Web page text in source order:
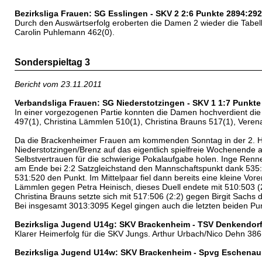
Bezirksliga Frauen: SG Esslingen - SKV 2 2:6 Punkte
Durch den Auswärtserfolg eroberten die Damen 2 wieder die
Carolin Puhlemann 462(0).
Sonderspieltag 3
Bericht vom 23.11.2011
Verbandsliga Frauen: SG Niederstotzingen - SKV 1 1:7
In einer vorgezogenen Partie konnten die Damen hochverdient
497(1), Christina Lämmlen 510(1), Christina Brauns 517(1),
Da die Brackenheimer Frauen am kommenden Sonntag in der 2.
Niederstotzingen/Brenz auf das eigentlich spielfreie
Selbstvertrauen für die schwierige Pokalaufgabe holen. Inge
am Ende bei 2:2 Satzgleichstand den Mannschaftspunkt dank
531:520 den Punkt. Im Mittelpaar fiel dann bereits eine kleine
Lämmlen gegen Petra Heinisch, dieses Duell endete mit
Christina Brauns setzte sich mit 517:506 (2:2) gegen Birgit
Bei insgesamt 3013:3095 Kegel gingen auch die letzten beiden
Bezirksliga Jugend U14g: SKV Brackenheim - TSV
Klarer Heimerfolg für die SKV Jungs. Arthur Urbach/Nico Dehn
Bezirksliga Jugend U14w: SKV Brackenheim - Spvg